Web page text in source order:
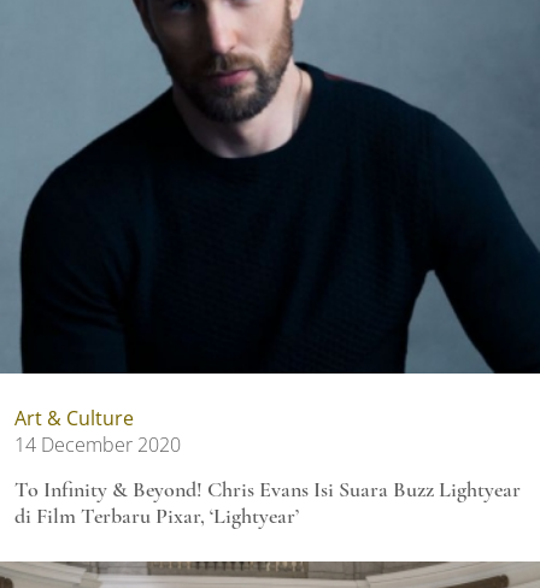
Art & Culture
14 December 2020
To Infinity & Beyond! Chris Evans Isi Suara Buzz Lightyear
di Film Terbaru Pixar, ‘Lightyear’